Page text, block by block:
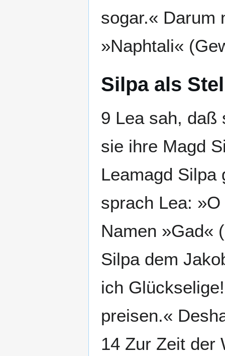
sogar.« Darum
»Naphtali«
Silpa als
9 Lea sah, daß
sie ihre Magd
Leamagd Silpa
sprach Lea:
Namen »Gad«
Silpa dem
ich
preisen.«
14 Zur Zeit der